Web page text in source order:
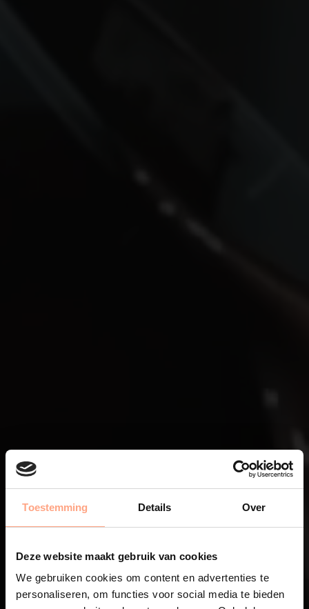
Toestemming Details Over
Deze website maakt gebruik van cookies
We gebruiken cookies om content en advertenties te
personaliseren, om functies voor social media te bieden